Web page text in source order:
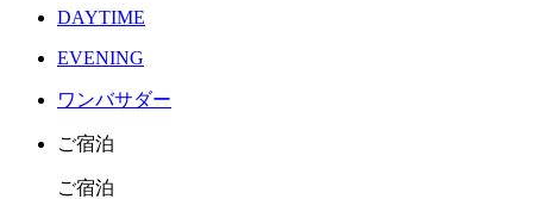
DAYTIME
EVENING
ワンバサダー
ご宿泊
ご宿泊